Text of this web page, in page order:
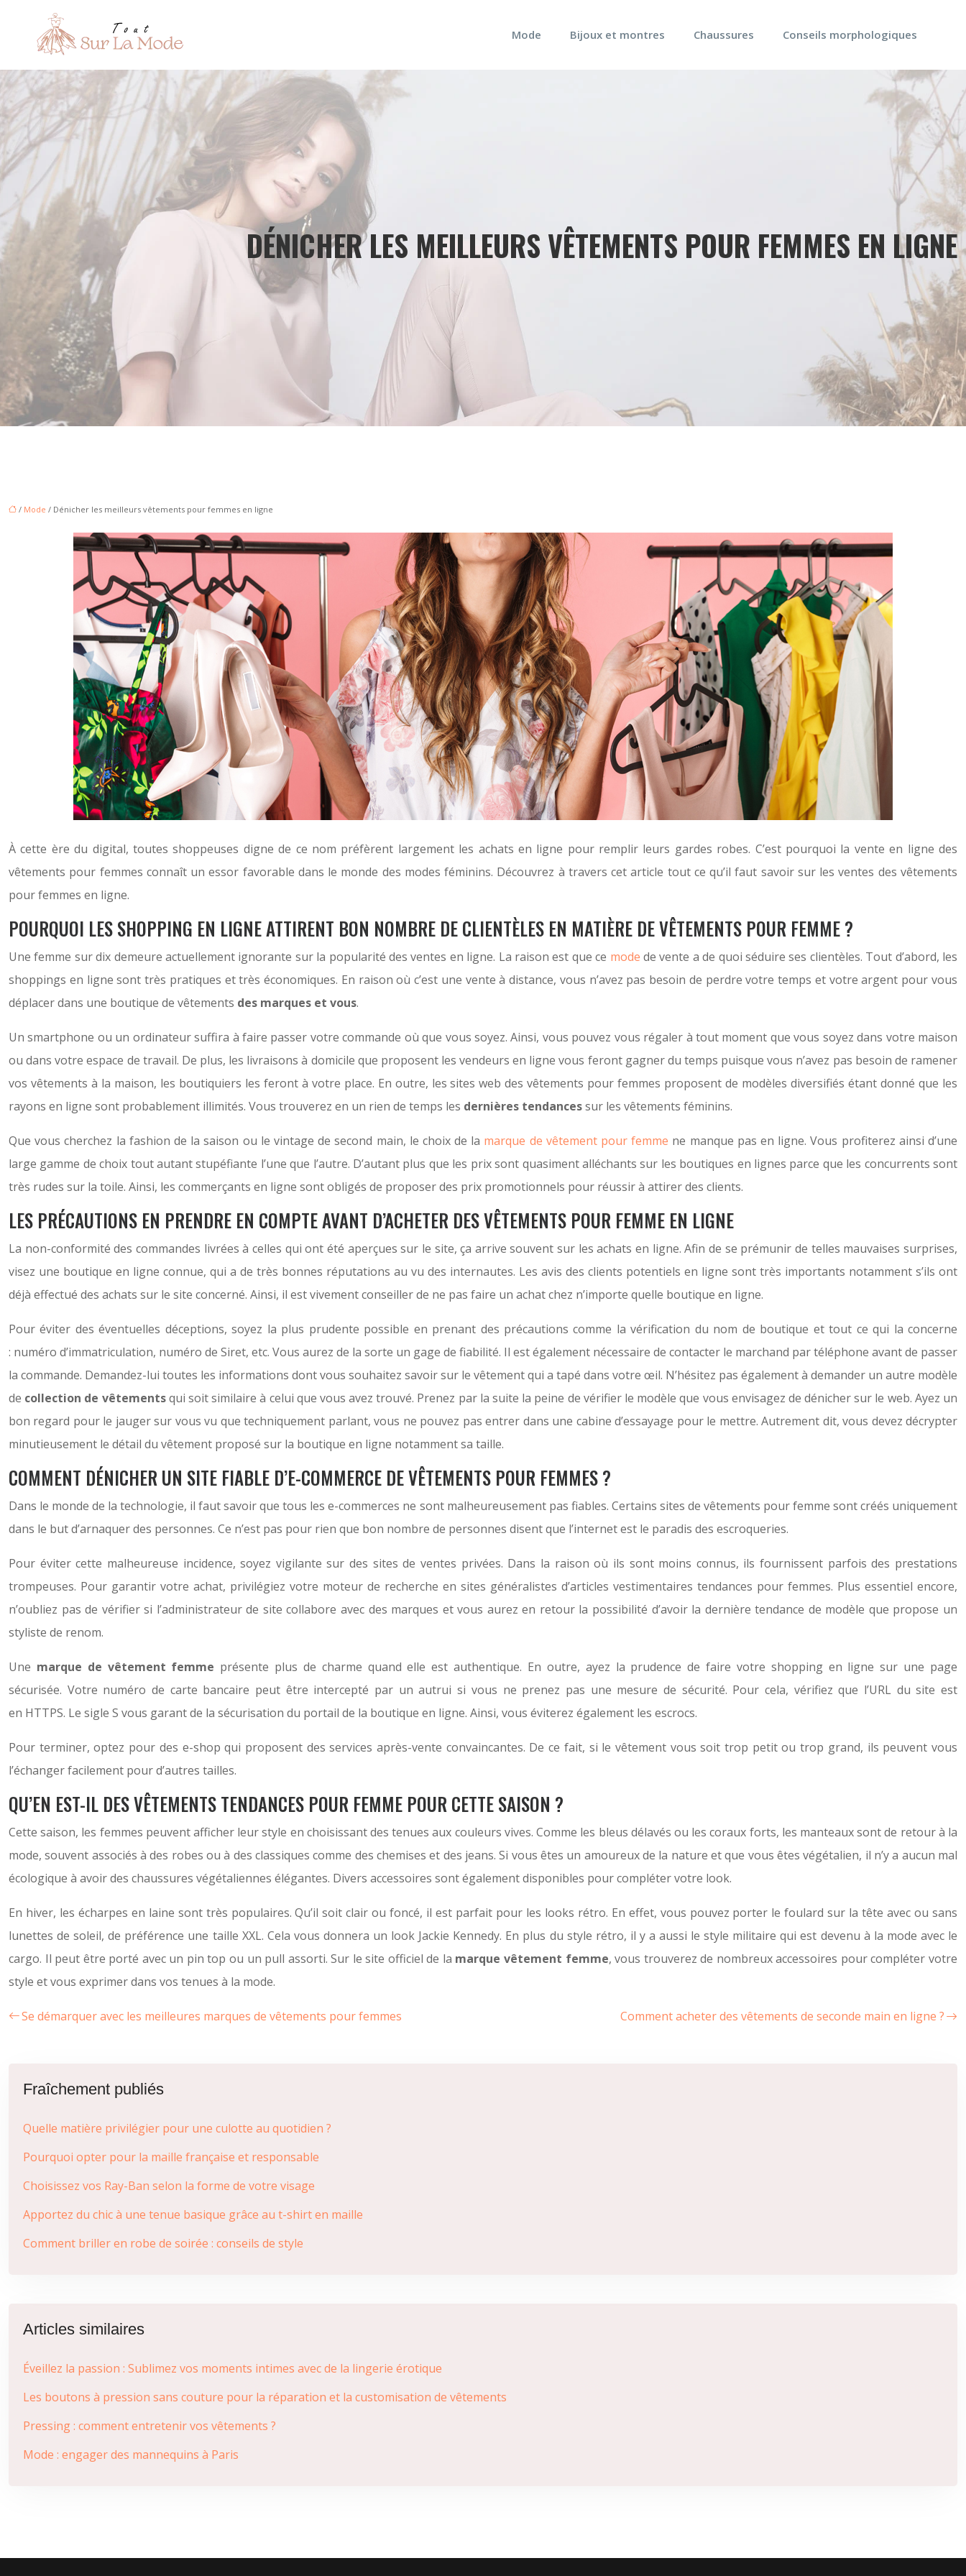
Mode Bijoux et montres Chaussures Conseils morphologiques
DÉNICHER LES MEILLEURS VÊTEMENTS POUR FEMMES EN LIGNE
/ Mode / Dénicher les meilleurs vêtements pour femmes en ligne
À cette ère du digital, toutes shoppeuses digne de ce nom préfèrent largement les achats en ligne pour remplir leurs gardes robes. C’est pourquoi la vente en ligne des
vêtements pour femmes connaît un essor favorable dans le monde des modes féminins. Découvrez à travers cet article tout ce qu’il faut savoir sur les ventes des vêtements
pour femmes en ligne.
POURQUOI LES SHOPPING EN LIGNE ATTIRENT BON NOMBRE DE CLIENTÈLES EN MATIÈRE DE VÊTEMENTS POUR FEMME ?
Une femme sur dix demeure actuellement ignorante sur la popularité des ventes en ligne. La raison est que ce modede vente a de quoi séduire ses clientèles. Tout d’abord, les
shoppings en ligne sont très pratiques et très économiques. En raison où c’est une vente à distance, vous n’avez pas besoin de perdre votre temps et votre argent pour vous
déplacer dans une boutique de vêtements des marques et vous.
Un smartphone ou un ordinateur suffira à faire passer votre commande où que vous soyez. Ainsi, vous pouvez vous régaler à tout moment que vous soyez dans votre maison
ou dans votre espace de travail. De plus, les livraisons à domicile que proposent les vendeurs en ligne vous feront gagner du temps puisque vous n’avez pas besoin de ramener
vos vêtements à la maison, les boutiquiers les feront à votre place. En outre, les sites web des vêtements pour femmes proposent de modèles diversifiés étant donné que les
rayons en ligne sont probablement illimités. Vous trouverez en un rien de temps les dernières tendancessur les vêtements féminins.
Que vous cherchez la fashion de la saison ou le vintage de second main, le choix de la marque de vêtement pour femme ne manque pas en ligne. Vous profiterez ainsi d’une
large gamme de choix tout autant stupéfiante l’une que l’autre. D’autant plus que les prix sont quasiment alléchants sur les boutiques en lignes parce que les concurrents sont
très rudes sur la toile. Ainsi, les commerçants en ligne sont obligés de proposer des prix promotionnels pour réussir à attirer des clients.
LES PRÉCAUTIONS EN PRENDRE EN COMPTE AVANT D’ACHETER DES VÊTEMENTS POUR FEMME EN LIGNE
La non-conformité des commandes livrées à celles qui ont été aperçues sur le site, ça arrive souvent sur les achats en ligne. Afin de se prémunir de telles mauvaises surprises,
visez une boutique en ligne connue, qui a de très bonnes réputations au vu des internautes. Les avis des clients potentiels en ligne sont très importants notamment s’ils ont
déjà effectué des achats sur le site concerné. Ainsi, il est vivement conseiller de ne pas faire un achat chez n’importe quelle boutique en ligne.
Pour éviter des éventuelles déceptions, soyez la plus prudente possible en prenant des précautions comme la vérification du nom de boutique et tout ce qui la concerne
: numéro d’immatriculation, numéro de Siret, etc. Vous aurez de la sorte un gage de fiabilité. Il est également nécessaire de contacter le marchand par téléphone avant de passer
la commande. Demandez-lui toutes les informations dont vous souhaitez savoir sur le vêtement qui a tapé dans votre œil. N’hésitez pas également à demander un autre modèle
de collection de vêtementsqui soit similaire à celui que vous avez trouvé. Prenez par la suite la peine de vérifier le modèle que vous envisagez de dénicher sur le web. Ayez un
bon regard pour le jauger sur vous vu que techniquement parlant, vous ne pouvez pas entrer dans une cabine d’essayage pour le mettre. Autrement dit, vous devez décrypter
minutieusement le détail du vêtement proposé sur la boutique en ligne notamment sa taille.
COMMENT DÉNICHER UN SITE FIABLE D’E-COMMERCE DE VÊTEMENTS POUR FEMMES ?
Dans le monde de la technologie, il faut savoir que tous les e-commerces ne sont malheureusement pas fiables. Certains sites de vêtements pour femme sont créés uniquement
dans le but d’arnaquer des personnes. Ce n’est pas pour rien que bon nombre de personnes disent que l’internet est le paradis des escroqueries.
Pour éviter cette malheureuse incidence, soyez vigilante sur des sites de ventes privées. Dans la raison où ils sont moins connus, ils fournissent parfois des prestations
trompeuses. Pour garantir votre achat, privilégiez votre moteur de recherche en sites généralistes d’articles vestimentaires tendances pour femmes. Plus essentiel encore,
n’oubliez pas de vérifier si l’administrateur de site collabore avec des marques et vous aurez en retour la possibilité d’avoir la dernière tendance de modèle que propose un
styliste de renom.
Une marque de vêtement femme présente plus de charme quand elle est authentique. En outre, ayez la prudence de faire votre shopping en ligne sur une page
sécurisée. Votre numéro de carte bancaire peut être intercepté par un autrui si vous ne prenez pas une mesure de sécurité. Pour cela, vérifiez que l’URL du site est
en HTTPS. Le sigle S vous garant de la sécurisation du portail de la boutique en ligne. Ainsi, vous éviterez également les escrocs.
Pour terminer, optez pour des e-shop qui proposent des services après-vente convaincantes. De ce fait, si le vêtement vous soit trop petit ou trop grand, ils peuvent vous
l’échanger facilement pour d’autres tailles.
QU’EN EST-IL DES VÊTEMENTS TENDANCES POUR FEMME POUR CETTE SAISON ?
Cette saison, les femmes peuvent afficher leur style en choisissant des tenues aux couleurs vives. Comme les bleus délavés ou les coraux forts, les manteaux sont de retour à la
mode, souvent associés à des robes ou à des classiques comme des chemises et des jeans. Si vous êtes un amoureux de la nature et que vous êtes végétalien, il n’y a aucun mal
écologique à avoir des chaussures végétaliennes élégantes. Divers accessoires sont également disponibles pour compléter votre look.
En hiver, les écharpes en laine sont très populaires. Qu’il soit clair ou foncé, il est parfait pour les looks rétro. En effet, vous pouvez porter le foulard sur la tête avec ou sans
lunettes de soleil, de préférence une taille XXL. Cela vous donnera un look Jackie Kennedy. En plus du style rétro, il y a aussi le style militaire qui est devenu à la mode avec le
cargo. Il peut être porté avec un pin top ou un pull assorti. Sur le site officiel de la marque vêtement femme, vous trouverez de nombreux accessoires pour compléter votre
style et vous exprimer dans vos tenues à la mode.
Se démarquer avec les meilleures marques de vêtements pour femmes Comment acheter des vêtements de seconde main en ligne ?
Fraîchement publiés
Quelle matière privilégier pour une culotte au quotidien ?
Pourquoi opter pour la maille française et responsable
Choisissez vos Ray-Ban selon la forme de votre visage
Apportez du chic à une tenue basique grâce au t-shirt en maille
Comment briller en robe de soirée : conseils de style
Articles similaires
Éveillez la passion : Sublimez vos moments intimes avec de la lingerie érotique
Les boutons à pression sans couture pour la réparation et la customisation de vêtements
Pressing : comment entretenir vos vêtements ?
Mode : engager des mannequins à Paris